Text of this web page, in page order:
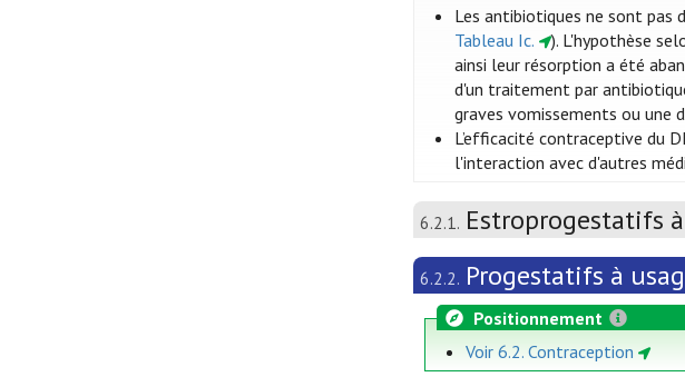
Les antibiotiques ne sont pas
Tableau Ic.
). L'hypothèse
ainsi leur résorption a été
d'un traitement par
graves vomissements ou une
L’efficacité contraceptive du
l'interaction avec d'autres
6.2.1. Estroprogestatifs
6.2.2. Progestatifs à
Positionnement
Voir 6.2. Contraception